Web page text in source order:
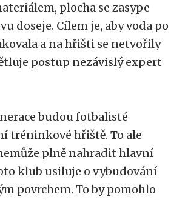
plocha se zasype
doseje. Cílem je, aby voda po
a na hřišti se netvořily
postup nezávislý expert
budou fotbalisté
tréninkové hřiště. To ale
plně nahradit hlavní
klub usiluje o vybudování
povrchem. To by pomohlo